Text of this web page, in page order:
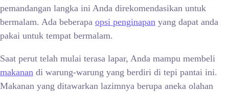
pemandangan langka ini Anda direkomendasikan untuk
bermalam. Ada beberapa opsi penginapan yang dapat anda
pakai untuk tempat bermalam.
Saat perut telah mulai terasa lapar, Anda mampu membeli
makanan di warung-warung yang berdiri di tepi pantai ini.
Makanan yang ditawarkan lazimnya berupa aneka olahan